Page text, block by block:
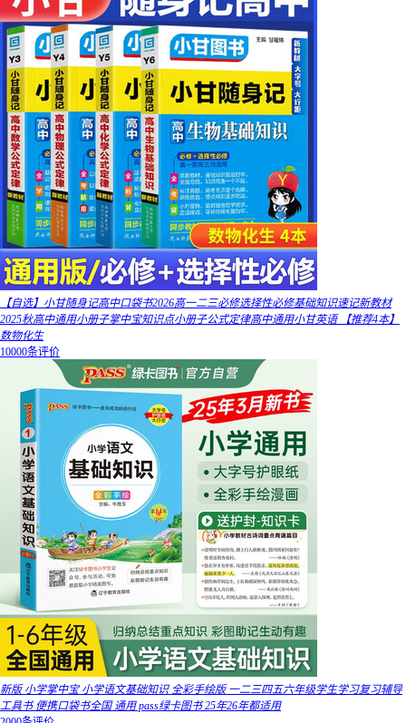
【自选】小甘随身记高中口袋书2026高一二三必修选择性必修基础知识速记新教材
2025秋高中通用小册子掌中宝知识点小册子公式定律高中通用小甘英语 【推荐4本】
数物化生
10000条评价
新版 小学掌中宝 小学语文基础知识 全彩手绘版 一二三四五六年级学生学习复习辅导
工具书 便携口袋书全国 通用 pass绿卡图书 25年26年都适用